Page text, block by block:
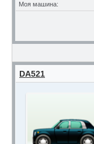
Моя машина:
DA521